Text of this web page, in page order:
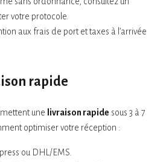
votre protocole.
aux frais de port et taxes à l’arrivée
rapide
une livraison rapide sous 3 à 7
optimiser votre réception :
ou DHL/EMS.